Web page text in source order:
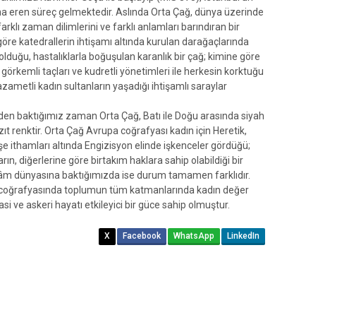
eren süreç gelmektedir. Aslında Orta Çağ, dünya üzerinde
zaman dilimlerini ve farklı anlamları barındıran bir
katedrallerin ihtişamı altında kurulan darağaçlarında
hastalıklarla boğuşulan karanlık bir çağ; kimine göre
taçları ve kudretli yönetimleri ile herkesin korktuğu
kadın sultanların yaşadığı ihtişamlı saraylar
baktığımız zaman Orta Çağ, Batı ile Doğu arasında siyah
renktir. Orta Çağ Avrupa coğrafyası kadın için Heretik,
ithamları altında Engizisyon elinde işkenceler gördüğü;
diğerlerine göre birtakım haklara sahip olabildiği bir
dünyasına baktığımızda ise durum tamamen farklıdır.
toplumun tüm katmanlarında kadın değer
ve askeri hayatı etkileyici bir güce sahip olmuştur.
X Facebook WhatsApp LinkedIn